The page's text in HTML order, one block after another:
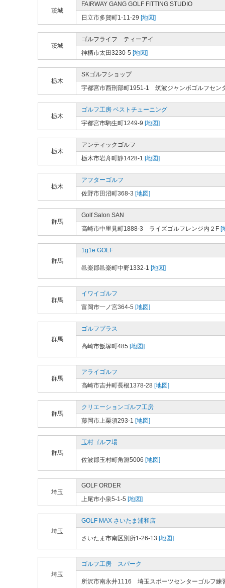
茨城
FAIRWAY GANG GOLF FITTING STUDIO
日立市多賀町1-11-29 [地図]
茨城
ゴルフライフ ティーアイ
神栖市太田3230-5 [地図]
栃木
SKゴルフショップ
宇都宮市西刑部町1951-1 筑波ジャンボゴルフセン
栃木
ゴルフ工房 ベストチューニング
宇都宮市駒生町1249-9 [地図]
栃木
アンティックゴルフ
栃木市岩舟町静1428-1 [地図]
栃木
アフターゴルフ
佐野市田沼町368-3 [地図]
群馬
Golf Salon SAN
高崎市中里見町1888-3 ライズゴルフレンジ内２F [
群馬
1g1e GOLF
邑楽郡邑楽町中野1332-1 [地図]
群馬
イワイゴルフ
富岡市一ノ宮364-5 [地図]
群馬
ゴルフプラス
高崎市飯塚町485 [地図]
群馬
アライゴルフ
高崎市吉井町長根1378-28 [地図]
群馬
クリエーションゴルフ工房
藤岡市上栗須293-1 [地図]
群馬
玉村ゴルフ場
佐波郡玉村町角淵5006 [地図]
埼玉
GOLF ORDER
上尾市小泉5-1-5 [地図]
埼玉
GOLF MAX さいたま浦和店
さいたま市南区別所1-26-13 [地図]
埼玉
ゴルフ工房 スパーク
所沢市南永井1116 埼玉スポーツセンターゴルフ練